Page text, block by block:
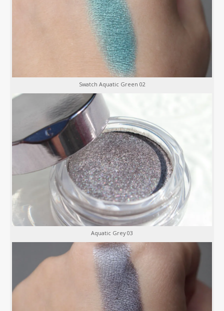
Swatch Aquatic Green 02
Aquatic Grey 03